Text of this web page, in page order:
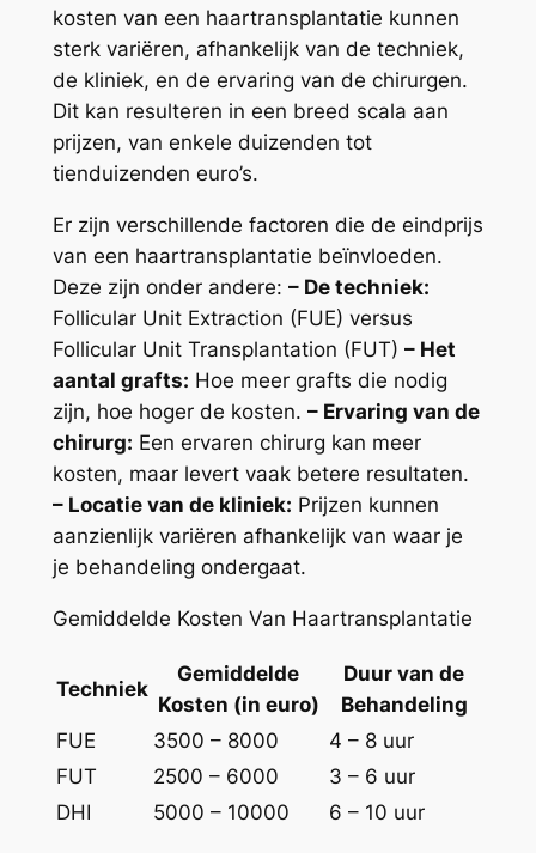
kosten van een haartransplantatie kunnen
sterk variëren, afhankelijk van de techniek,
de kliniek, en de ervaring van de chirurgen.
Dit kan resulteren in een breed scala aan
prijzen, van enkele duizenden tot
tienduizenden euro’s.
Er zijn verschillende factoren die de eindprijs
van een haartransplantatie beïnvloeden.
Deze zijn onder andere: – De techniek:
Follicular Unit Extraction (FUE) versus
Follicular Unit Transplantation (FUT) – Het
aantal grafts: Hoe meer grafts die nodig
zijn, hoe hoger de kosten. – Ervaring van de
chirurg: Een ervaren chirurg kan meer
kosten, maar levert vaak betere resultaten.
– Locatie van de kliniek: Prijzen kunnen
aanzienlijk variëren afhankelijk van waar je
je behandeling ondergaat.
Gemiddelde Kosten Van Haartransplantatie
Techniek
Gemiddelde
Kosten (in euro)
Duur van de
Behandeling
FUE
3500 – 8000
4 – 8 uur
FUT
2500 – 6000
3 – 6 uur
DHI
5000 – 10000 6 – 10 uur